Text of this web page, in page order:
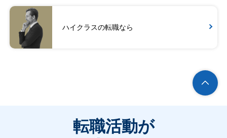
ハイクラスの転職なら
転職活動が